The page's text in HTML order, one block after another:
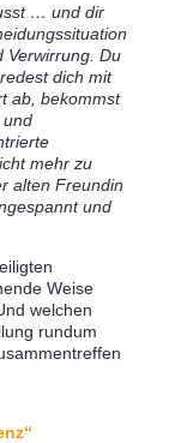
… und dir
Verwirrung. Du
dich mit
ab, bekommst
und
mehr zu
alten Freundin
und
Weise
welchen
rundum